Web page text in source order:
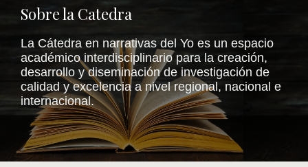
Sobre la Catedra
La Cátedra en narrativas del Yo es un espacio
académico interdisciplinario para la creación,
desarrollo y diseminación de investigación de
calidad y excelencia a nivel regional, nacional e
internacional.